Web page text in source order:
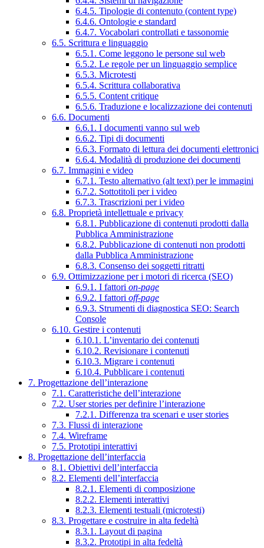
6.4.5. Tipologie di contenuto (content type)
6.4.6. Ontologie e standard
6.4.7. Vocabolari controllati e tassonomie
6.5. Scrittura e linguaggio
6.5.1. Come leggono le persone sul web
6.5.2. Le regole per un linguaggio semplice
6.5.3. Microtesti
6.5.4. Scrittura collaborativa
6.5.5. Content critique
6.5.6. Traduzione e localizzazione dei contenuti
6.6. Documenti
6.6.1. I documenti vanno sul web
6.6.2. Tipi di documenti
6.6.3. Formato di lettura dei documenti elettronici
6.6.4. Modalità di produzione dei documenti
6.7. Immagini e video
6.7.1. Testo alternativo (alt text) per le immagini
6.7.2. Sottotitoli per i video
6.7.3. Trascrizioni per i video
6.8. Proprietà intellettuale e privacy
6.8.1. Pubblicazione di contenuti prodotti dalla
Pubblica Amministrazione
6.8.2. Pubblicazione di contenuti non prodotti
dalla Pubblica Amministrazione
6.8.3. Consenso dei soggetti ritratti
6.9. Ottimizzazione per i motori di ricerca (SEO)
6.9.1. I fattori on-page
6.9.2. I fattori off-page
6.9.3. Strumenti di diagnostica SEO: Search
Console
6.10. Gestire i contenuti
6.10.1. L’inventario dei contenuti
6.10.2. Revisionare i contenuti
6.10.3. Migrare i contenuti
6.10.4. Pubblicare i contenuti
7. Progettazione dell’interazione
7.1. Caratteristiche dell’interazione
7.2. User stories per definire l’interazione
7.2.1. Differenza tra scenari e user stories
7.3. Flussi di interazione
7.4. Wireframe
7.5. Prototipi interattivi
8. Progettazione dell’interfaccia
8.1. Obiettivi dell’interfaccia
8.2. Elementi dell’interfaccia
8.2.1. Elementi di composizione
8.2.2. Elementi interattivi
8.2.3. Elementi testuali (microtesti)
8.3. Progettare e costruire in alta fedeltà
8.3.1. Layout di pagina
8.3.2. Prototipi in alta fedeltà